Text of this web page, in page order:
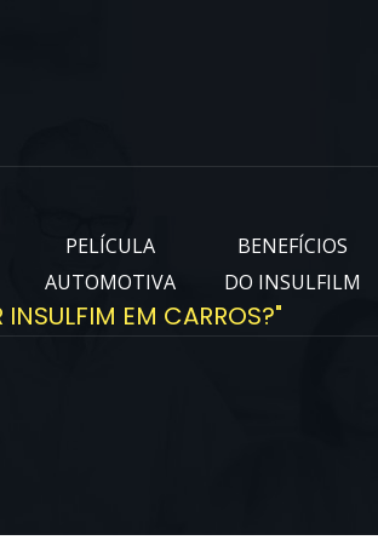
PELÍCULA
AUTOMOTIVA
BENEFÍCIOS
DO INSULFILM
INSULFIM EM CARROS?"